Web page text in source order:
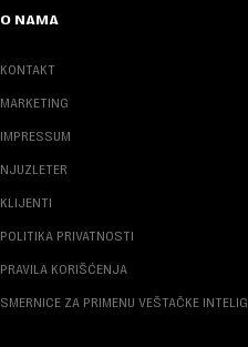
O NAMA
KONTAKT
MARKETING
IMPRESSUM
NJUZLETER
KLIJENTI
POLITIKA PRIVATNOSTI
PRAVILA KORIŠĆENJA
SMERNICE ZA PRIMENU VEŠTAČKE